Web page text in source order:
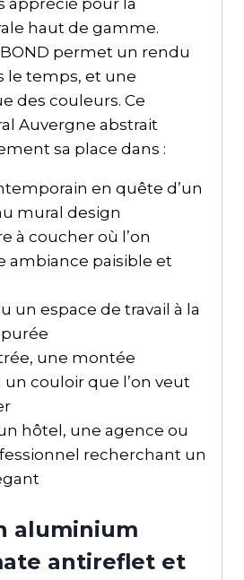
haut de gamme.
permet un rendu
le temps, et une
des couleurs. Ce
Auvergne abstrait
sa place dans :
en quête d’un
mural design
à coucher où l’on
ambiance paisible et
un espace de travail à la
une montée
un couloir que l’on veut
hôtel, une agence ou
recherchant un
aluminium
antireflet et